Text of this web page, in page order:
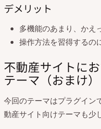
デメリット
多機能のあまり、かえ
操作方法を習得するの
不動産サイトに
テーマ（おまけ）
今回のテーマはプラグイン
動産サイト向けテーマも少